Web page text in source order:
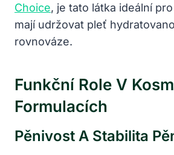
Choice, je tato látka ideální
mají udržovat pleť
rovnováze.
Funkční Role V
Formulacích
Pěnivost A Stabilita